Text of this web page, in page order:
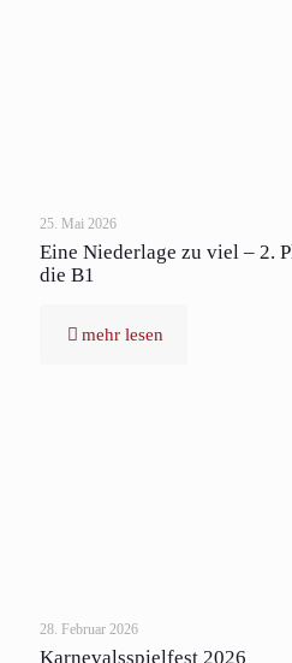
25. Mai 2026
Eine Niederlage zu viel – 2.
die B1
mehr lesen
28. Februar 2026
Karnevalsspielfest 2026